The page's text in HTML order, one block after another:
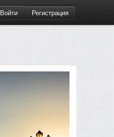
Войти Регистрация